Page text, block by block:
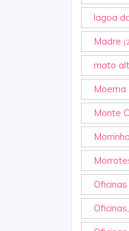
lagoa
Madre
mato
Moema
Monte
Oficinas
Oficinas,